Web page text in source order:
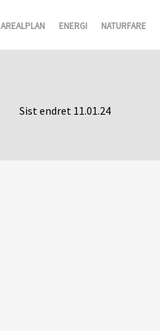
AREALPLAN ENERGI NATURFARE
Sist endret 11.01.24